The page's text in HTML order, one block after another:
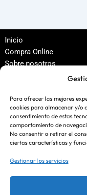
Para ofrecer las mejores
cookies para almacenar y/o
consentimiento de estas
comportamiento de
No consentir o retirar el
ciertas características y
Gestionar los servicios
Inicio
Compra Online
Sobre nosotros
Política de privacidad
Contacto
blog@ecomerplus.es
Ingresa tu correo